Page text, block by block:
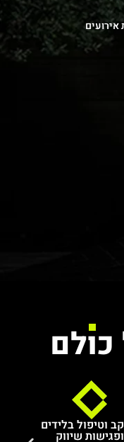
אירועים
לם
וטיפול בלידים
ופגישות שיווק